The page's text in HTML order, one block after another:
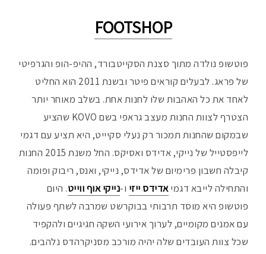
FOOTSHOP
פוטשופ נולדה מתוך סצנת הסקייטבורד, ההיפ-הופ והגרפיטי
של פראג. לבעלים קוראים פיטר ובשנת 2011 הוא החליט
לאחד את כל האהבות שלו לחנות אחת. בשלב מאוחר יותר
הצטרף לצוות החנות מעצב גראפי בשם KOVO שהציע
שבמקום שהחנות תמכור רק נעלי סקיייט, היא תציע עם דגמי
לייפסטייל של נייקי, אדידס ואסיקס. החל משנת 2015 החנות
קיבלה חשבון פרימיום של אדידס, נייקי, ואנס, ריבוק ופומה
והתחילה לייבא דגמיאדידס ייזי ו-נייקי אוף ווייט. היום
פוטשופ היא מוסד תרבותי בבוקרשט שמרבה לשתף פעולה
עם אמנים מקומיים, לערוך אירועי השקה חגיגיים ולהקפיד
שכל צוות העובדים שלה יהיה מורכב מסניקרהדס נלהבים.